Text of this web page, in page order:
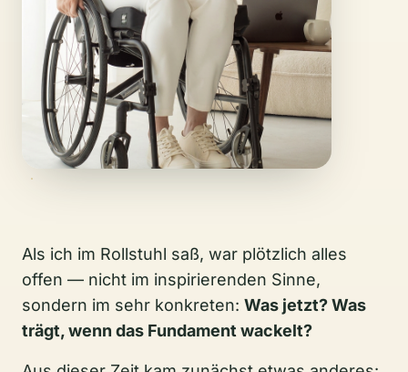
Als ich im Rollstuhl saß, war plötzlich alles
offen — nicht im inspirierenden Sinne,
sondern im sehr konkreten: Was jetzt? Was
trägt, wenn das Fundament wackelt?